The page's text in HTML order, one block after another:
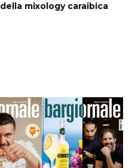
mixology caraibica